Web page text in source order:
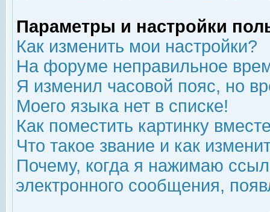
Параметры и настройки
Как изменить мои настройки?
На форуме неправильное
Я изменил часовой пояс, но
Моего языка нет в списке!
Как поместить картинку
Что такое звание и как
Почему, когда я нажимаю
электронного сообщения,